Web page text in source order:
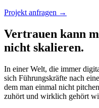
Projekt anfragen →
Vertrauen kann
nicht skalieren.
In einer Welt, die immer
sich Führungskräfte nach
dem man einmal nicht
zuhört und wirklich gehört